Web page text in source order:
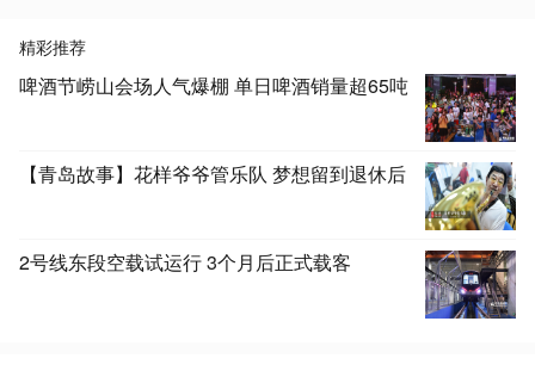
精彩推荐
啤酒节崂山会场人气爆棚 单日啤酒销量超65吨
【青岛故事】花样爷爷管乐队 梦想留到退休后
2号线东段空载试运行 3个月后正式载客